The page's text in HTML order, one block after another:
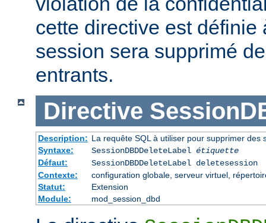
cette directive est définie
session sera supprimé
entrants.
Directive
Description: La requête SQL à utiliser pour supprimer des
Syntaxe:
SessionDBDDeleteLabel étiquette
Défaut:
SessionDBDDeleteLabel deletesession
Contexte:
configuration globale, serveur virtuel,
Statut:
Extension
Module:
mod_session_dbd